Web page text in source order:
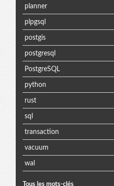
planner
plpgsql
postgis
postgresql
PostgreSQL
python
rust
sql
transaction
vacuum
wal
Tous les mots-clés